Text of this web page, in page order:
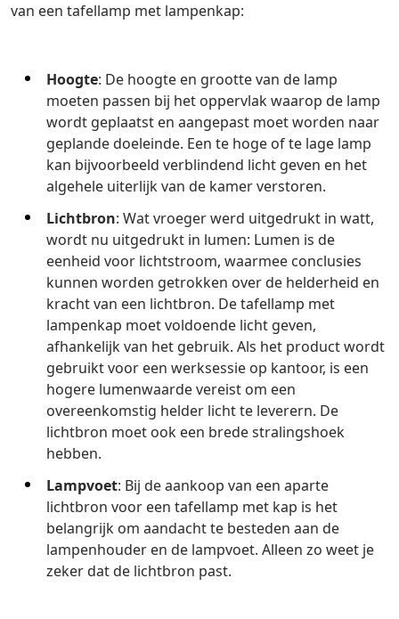
van een tafellamp met lampenkap:
Hoogte: De hoogte en grootte van de lamp
moeten passen bij het oppervlak waarop de lamp
wordt geplaatst en aangepast moet worden naar
geplande doeleinde. Een te hoge of te lage lamp
kan bijvoorbeeld verblindend licht geven en het
algehele uiterlijk van de kamer verstoren.
Lichtbron: Wat vroeger werd uitgedrukt in watt,
wordt nu uitgedrukt in lumen: Lumen is de
eenheid voor lichtstroom, waarmee conclusies
kunnen worden getrokken over de helderheid en
kracht van een lichtbron. De tafellamp met
lampenkap moet voldoende licht geven,
afhankelijk van het gebruik. Als het product wordt
gebruikt voor een werksessie op kantoor, is een
hogere lumenwaarde vereist om een
overeenkomstig helder licht te leverern. De
lichtbron moet ook een brede stralingshoek
hebben.
Lampvoet: Bij de aankoop van een aparte
lichtbron voor een tafellamp met kap is het
belangrijk om aandacht te besteden aan de
lampenhouder en de lampvoet. Alleen zo weet je
zeker dat de lichtbron past.